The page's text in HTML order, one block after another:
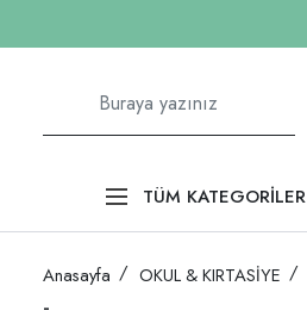
TÜM KATEGORİLER
Anasayfa OKUL & KIRTASİYE
-